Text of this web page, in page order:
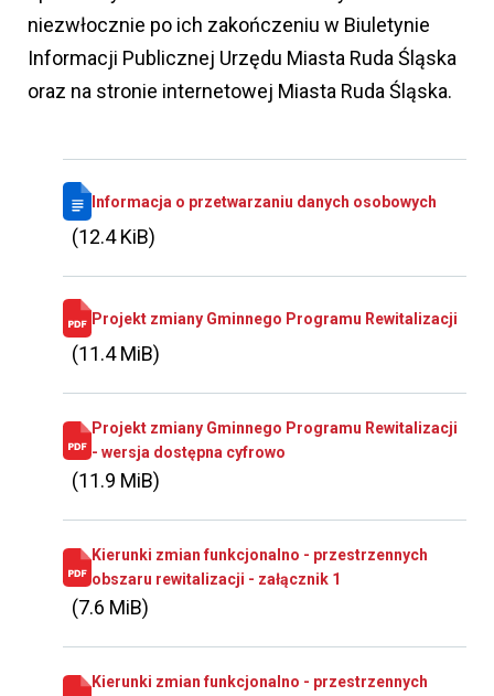
niezwłocznie po ich zakończeniu w Biuletynie
Informacji Publicznej Urzędu Miasta Ruda Śląska
oraz na stronie internetowej Miasta Ruda Śląska.
Informacja o przetwarzaniu danych osobowych
(12.4 KiB)
Projekt zmiany Gminnego Programu Rewitalizacji
(11.4 MiB)
Projekt zmiany Gminnego Programu Rewitalizacji
- wersja dostępna cyfrowo
(11.9 MiB)
Kierunki zmian funkcjonalno - przestrzennych
obszaru rewitalizacji - załącznik 1
(7.6 MiB)
Kierunki zmian funkcjonalno - przestrzennych